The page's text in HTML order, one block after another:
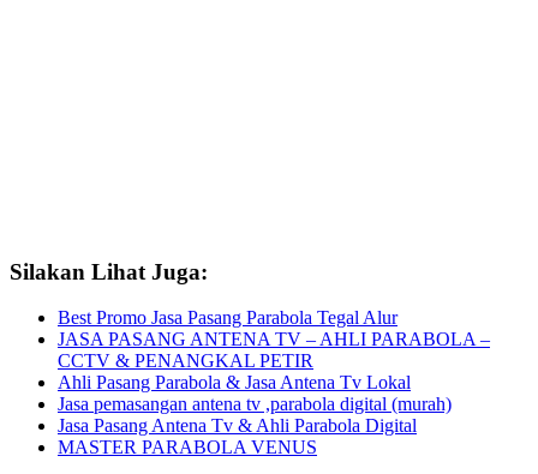
Silakan Lihat Juga:
Best Promo Jasa Pasang Parabola Tegal Alur
JASA PASANG ANTENA TV – AHLI PARABOLA –
CCTV & PENANGKAL PETIR
Ahli Pasang Parabola & Jasa Antena Tv Lokal
Jasa pemasangan antena tv ,parabola digital (murah)
Jasa Pasang Antena Tv & Ahli Parabola Digital
MASTER PARABOLA VENUS